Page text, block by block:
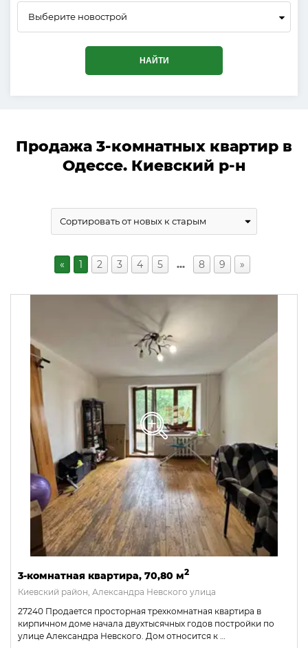
Выберите новострой
НАЙТИ
Продажа 3-комнатных квартир в
Одессе. Киевский р-н
« 1 2 3 4 5 … 8 9 »
3-комнатная квартира, 70,80 м2
Киевский район, Александра Невского улица
27240 Продается просторная трехкомнатная квартира в
кирпичном доме начала двухтысячных годов постройки по
улице Александра Невского. Дом относится к …